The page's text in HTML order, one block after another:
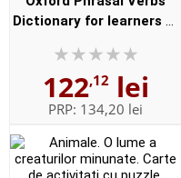
Dictionary for learners of
Paperback)
122,12lei
PRP: 134,20 lei